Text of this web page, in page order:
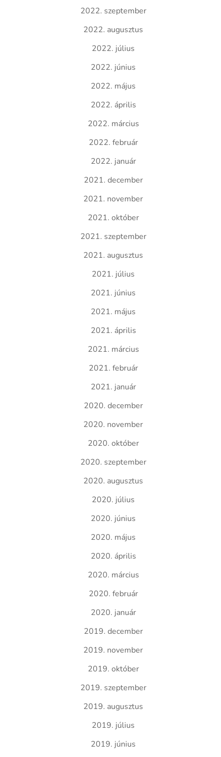
2022. szeptember
2022. augusztus
2022. július
2022. június
2022. május
2022. április
2022. március
2022. február
2022. január
2021. december
2021. november
2021. október
2021. szeptember
2021. augusztus
2021. július
2021. június
2021. május
2021. április
2021. március
2021. február
2021. január
2020. december
2020. november
2020. október
2020. szeptember
2020. augusztus
2020. július
2020. június
2020. május
2020. április
2020. március
2020. február
2020. január
2019. december
2019. november
2019. október
2019. szeptember
2019. augusztus
2019. július
2019. június